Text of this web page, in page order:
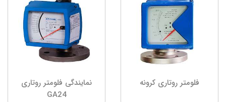
فلومتر روتاری کرونه
نمایندگی فلومتر روتاری
GA24